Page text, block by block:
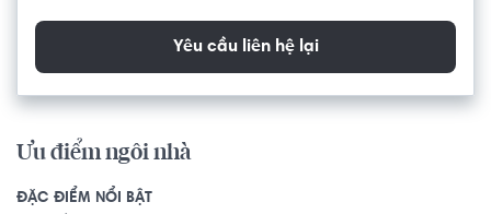
Yêu cầu liên hệ lại
Ưu điểm ngôi nhà
ĐẶC ĐIỂM NỔI BẬT